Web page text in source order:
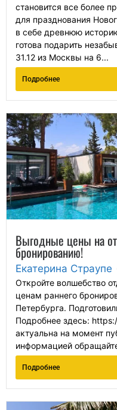
становится все более
для празднования
в себе древнюю
готова подарить
31.12 из Москвы на 6...
Подробнее
Выгодные цены на
бронированию!
Екатерина Страупе
Откройте волшебство
ценам раннего
Петербурга.
Подробнее здесь:
актуальна на момент
информацией
Подробнее